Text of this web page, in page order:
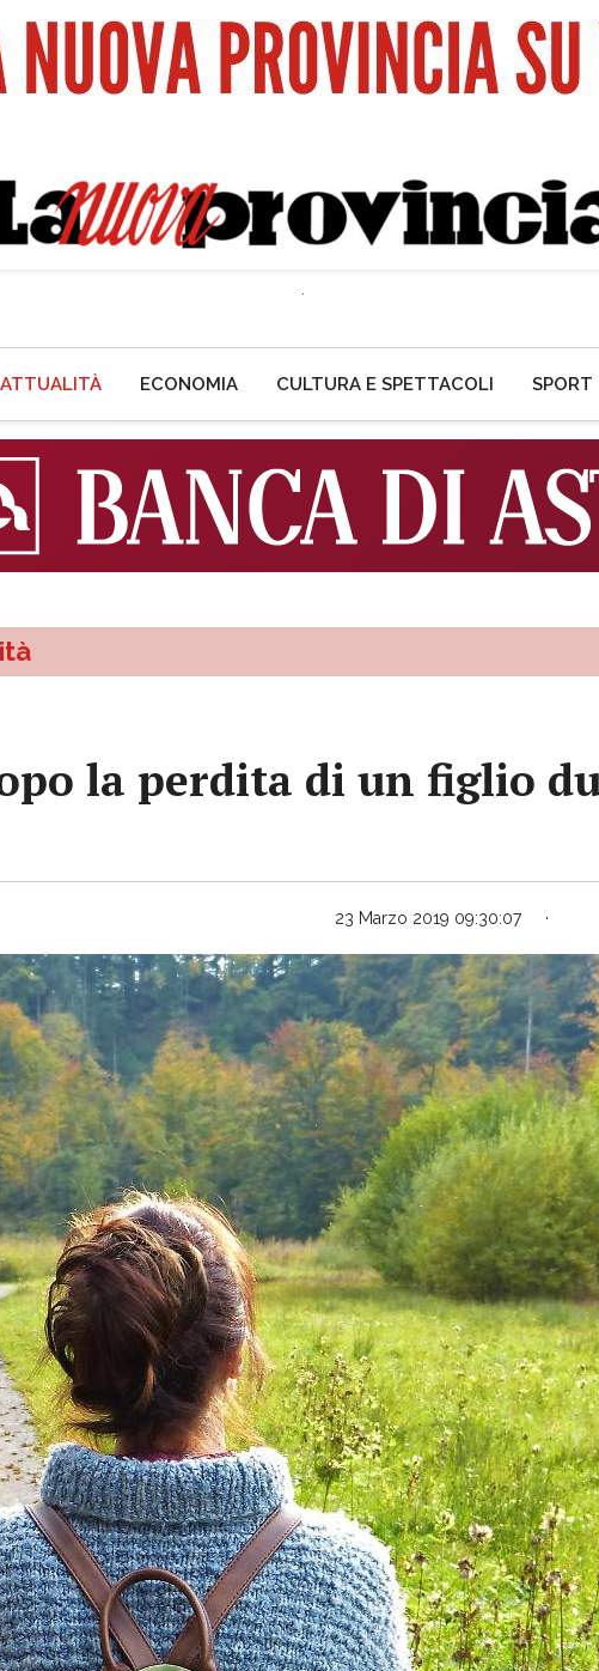
ATTUALITÀ ECONOMIA CULTURA E SPETTACOLI SPORT
la perdita di un figlio
23 Marzo 2019 09:30:07